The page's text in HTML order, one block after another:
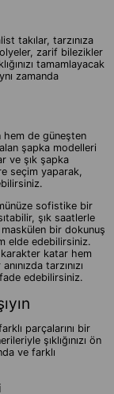
takılar, tarzınıza
zarif bilezikler
tamamlayacak
zamanda
hem de güneşten
şapka modelleri
ve şık şapka
seçim yaparak,
sofistike bir
şık saatlerle
bir dokunuş
elde edebilirsiniz.
katar hem
tarzınızı
edebilirsiniz.
parçalarını bir
şıklığınızı ön
ve farklı